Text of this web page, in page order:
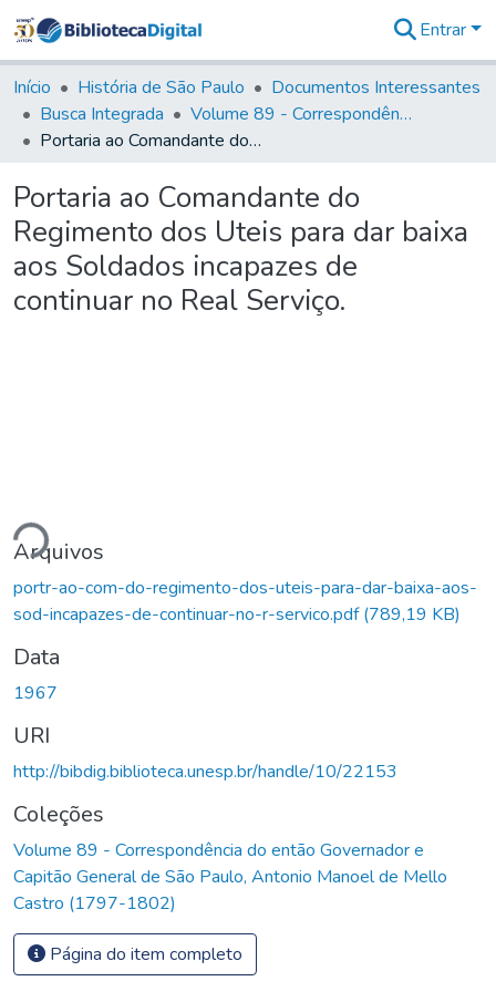
&
Coleções
Tudo na
Biblioteca
Estatísticas
Entrar
Início História de São Paulo
Documentos Interessantes
Busca Integrada
Volume 89 - Correspondência do então Governador e Capitão General de São Paulo, Antonio Manoel de Mello Castro (1797-1802)
Portaria ao Comandante do Regimento dos Uteis para dar baixa aos Soldados incapazes de continuar no Real Serviço.
Portaria ao Comandante do
Regimento dos Uteis para dar baixa
aos Soldados incapazes de
continuar no Real Serviço.
Arquivos
portr-ao-com-do-regimento-dos-uteis-para-dar-baixa-aos-
sod-incapazes-de-continuar-no-r-servico.pdf(789,19 KB)
Data
1967
URI
http://bibdig.biblioteca.unesp.br/handle/10/22153
Coleções
Volume 89 - Correspondência do então Governador e
Capitão General de São Paulo, Antonio Manoel de Mello
Castro (1797-1802)
Página do item completo